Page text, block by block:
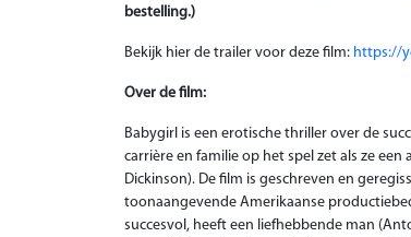
bestelling.)
Bekijk hier de trailer voor deze film: https://
Over de film:
Babygirl is een erotische thriller over de
carrière en familie op het spel zet als ze
Dickinson). De film is geschreven en
toonaangevende Amerikaanse
succesvol, heeft een liefhebbende man